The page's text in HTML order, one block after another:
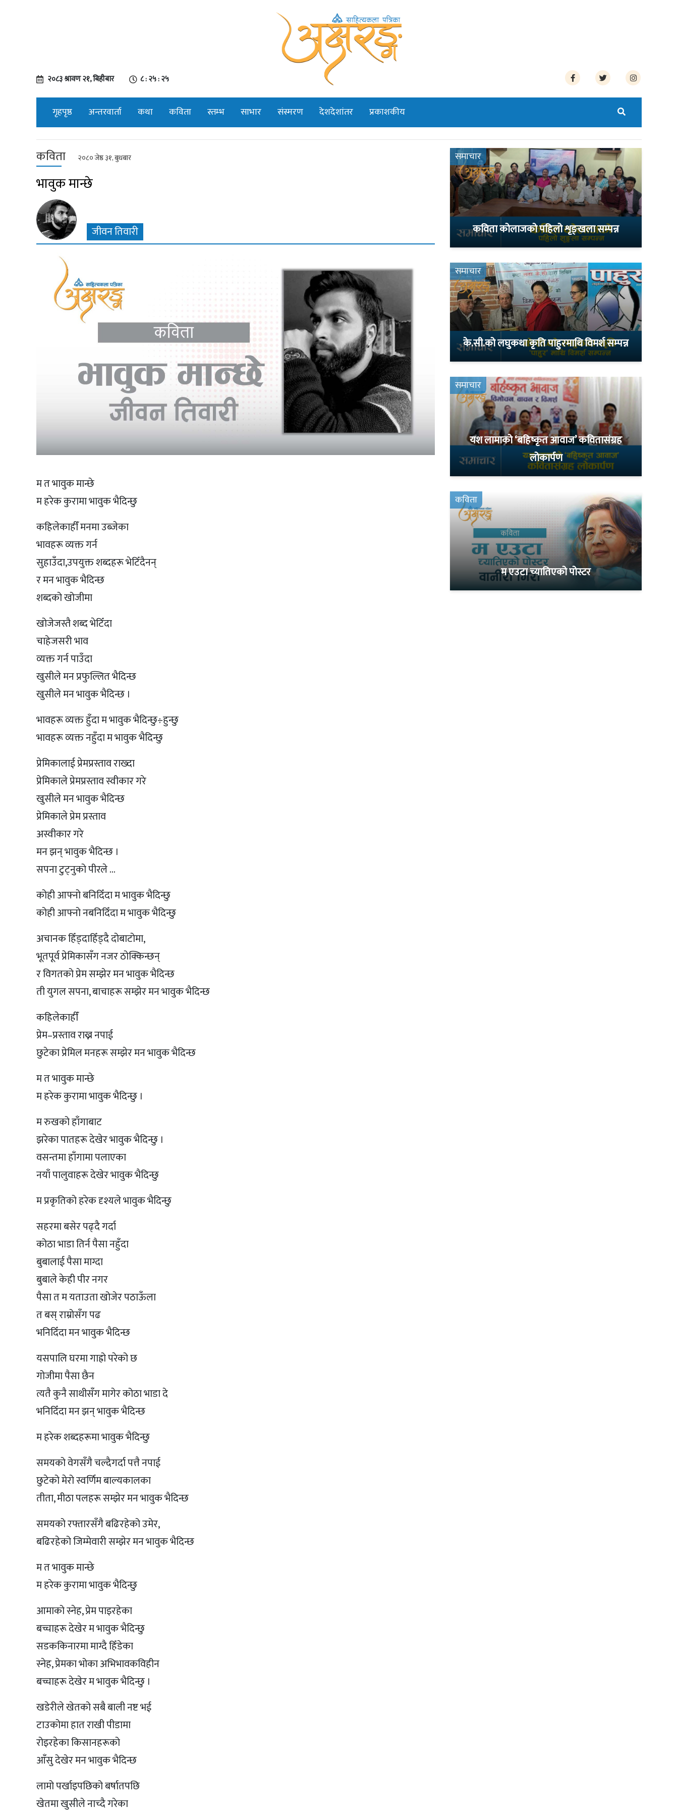
२०८३ श्रावण २१, बिहीबार ८ : २५ : २६
गृहपृष्ठ अन्तरवार्ता कथा कविता स्तम्भ साभार संस्मरण देशदेशांतर प्रकाशकीय
कविता २०८० जेष्ठ ३१, बुधबार
भावुक मान्छे
जीवन तिवारी
म त भावुक मान्छे
म हरेक कुरामा भावुक भैदिन्छु
कहिलेकाहीँ मनमा उब्जेका
भावहरू व्यक्त गर्न
सुहाउँदा,उपयुक्त शब्दहरू भेटिँदैनन्
र मन भावुक भैदिन्छ
शब्दको खोजीमा
खोजेजस्तै शब्द भेटिँदा
चाहेजसरी भाव
व्यक्त गर्न पाउँदा
खुसीले मन प्रफुल्लित भैदिन्छ
खुसीले मन भावुक भैदिन्छ ।
भावहरू व्यक्त हुँदा म भावुक भैदिन्छु÷हुन्छु
भावहरू व्यक्त नहुँदा म भावुक भैदिन्छु
प्रेमिकालाई प्रेमप्रस्ताव राख्दा
प्रेमिकाले प्रेमप्रस्ताव स्वीकार गरे
खुसीले मन भावुक भैदिन्छ
प्रेमिकाले प्रेम प्रस्ताव
अस्वीकार गरे
मन झन् भावुक भैदिन्छ ।
सपना टुट्नुको पीरले …
कोही आफ्नो बनिदिँदा म भावुक भैदिन्छु
कोही आफ्नो नबनिदिँदा म भावुक भैदिन्छु
अचानक हिँड्दाहिँड्दै दोबाटोमा,
भूतपूर्व प्रेमिकासँग नजर ठोक्किन्छन्
र विगतको प्रेम सम्झेर मन भावुक भैदिन्छ
ती युगल सपना, बाचाहरू सम्झेर मन भावुक भैदिन्छ
कहिलेकाहीँ
प्रेम–प्रस्ताव राख्न नपाई
छुटेका प्रेमिल मनहरू सम्झेर मन भावुक भैदिन्छ
म त भावुक मान्छे
म हरेक कुरामा भावुक भैदिन्छु ।
म रुखको हाँगाबाट
झरेका पातहरू देखेर भावुक भैदिन्छु ।
वसन्तमा हाँगामा पलाएका
नयाँ पालुवाहरू देखेर भावुक भैदिन्छु
म प्रकृतिको हरेक दृश्यले भावुक भैदिन्छु
सहरमा बसेर पढ्दै गर्दा
कोठा भाडा तिर्न पैसा नहुँदा
बुबालाई पैसा माग्दा
बुबाले केही पीर नगर
पैसा त म यताउता खोजेर पठाऊँला
त बस् राम्रोसँग पढ
भनिदिँदा मन भावुक भैदिन्छ
यसपालि घरमा गाह्रो परेको छ
गोजीमा पैसा छैन
त्यतै कुनै साथीसँग मागेर कोठा भाडा दे
भनिदिँदा मन झन् भावुक भैदिन्छ
म हरेक शब्दहरूमा भावुक भैदिन्छु
समयको वेगसँगै चल्दैगर्दा पत्तै नपाई
छुटेको मेरो स्वर्णिम बाल्यकालका
तीता, मीठा पलहरू सम्झेर मन भावुक भैदिन्छ
समयको रफ्तारसँगै बढिरहेको उमेर,
बढिरहेको जिम्मेवारी सम्झेर मन भावुक भैदिन्छ
म त भावुक मान्छे
म हरेक कुरामा भावुक भैदिन्छु
आमाको स्नेह, प्रेम पाइरहेका
बच्चाहरू देखेर म भावुक भैदिन्छु
सडककिनारमा माग्दै हिँडेका
स्नेह, प्रेमका भोका अभिभावकविहीन
बच्चाहरू देखेर म भावुक भैदिन्छु ।
खडेरीले खेतको सबै बाली नष्ट भई
टाउकोमा हात राखी पीडामा
रोइरहेका किसानहरूको
आँसु देखेर मन भावुक भैदिन्छ
लामो पर्खाइपछिको बर्षातपछि
खेतमा खुसीले नाच्दै गरेका
समाचार
कविता कोलाजको पहिलो शृङ्खला सम्पन्न
समाचार
के.सी.को लघुकथा कृति पाहुरमाथि विमर्श सम्पन्न
समाचार
यश लामाको ‘बहिष्कृत आवाज’ कवितासंग्रह
लोकार्पण
कविता
म एउटा च्यातिएको पोस्टर